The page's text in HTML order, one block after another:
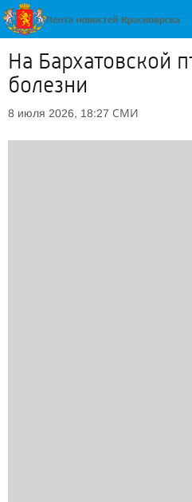
На Бархатовской
болезни
8 июля 2026, 18:27 СМИ